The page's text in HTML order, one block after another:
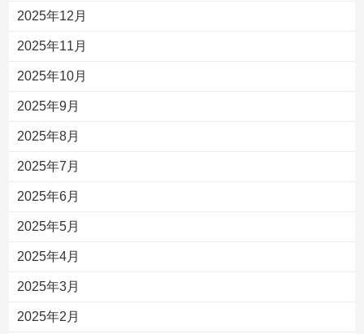
2025年12月
2025年11月
2025年10月
2025年9月
2025年8月
2025年7月
2025年6月
2025年5月
2025年4月
2025年3月
2025年2月